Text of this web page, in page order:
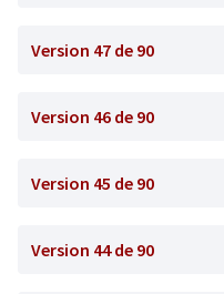
Version 47 de 90
Version 46 de 90
Version 45 de 90
Version 44 de 90